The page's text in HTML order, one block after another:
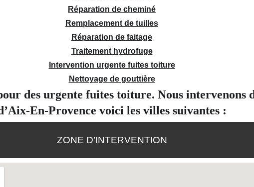
Réparation de cheminé
Remplacement de tuilles
Réparation de faitage
Traitement hydrofuge
Intervention urgente fuites toiture
Nettoyage de gouttière
des urgente fuites toiture. Nous intervenons
En-Provence voici les villes suivantes :
ZONE D’INTERVENTION